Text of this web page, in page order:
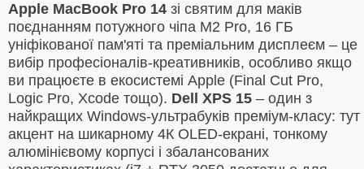
Apple MacBook Pro 14 зі святим для маків
поєднанням потужного чіпа M2 Pro, 16 ГБ
уніфікованої пам'яті та преміальним дисплеєм – це
вибір професіоналів-креативників, особливо якщо
ви працюєте в екосистемі Apple (Final Cut Pro,
Logic Pro, Xcode тощо). Dell XPS 15 – один з
найкращих Windows-ультрабуків преміум-класу: тут
акцент на шикарному 4К OLED-екрані, тонкому
алюмінієвому корпусі і збалансованих